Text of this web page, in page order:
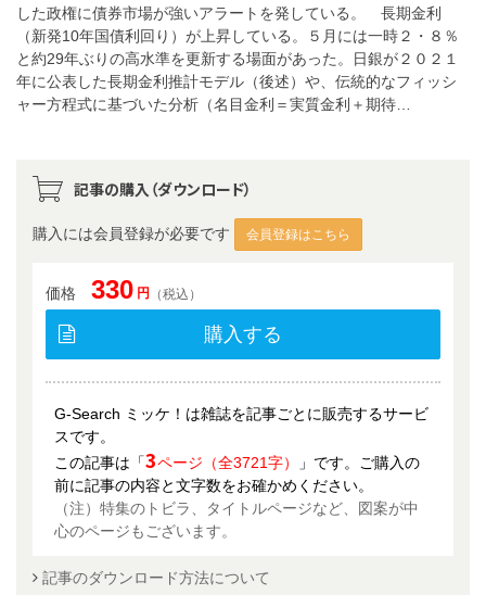
した政権に債券市場が強いアラートを発している。 長期金利
（新発10年国債利回り）が上昇している。５月には一時２・８％
と約29年ぶりの高水準を更新する場面があった。日銀が２０２１
年に公表した長期金利推計モデル（後述）や、伝統的なフィッシ
ャー方程式に基づいた分析（名目金利＝実質金利＋期待…
記事の購入（ダウンロード）
購入には会員登録が必要です 会員登録はこちら
価格 330 円 （税込）
購入する
G-Search ミッケ！は雑誌を記事ごとに販売するサービ
スです。
この記事は「3ページ（全3721字）
」です。ご購入の
前に記事の内容と文字数をお確かめください。
（注）特集のトビラ、タイトルページなど、図案が中
心のページもございます。
記事のダウンロード方法について